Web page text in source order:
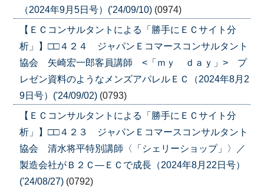
（2024年9月5日号）('24/09/10) (0974)
【ＥＣコンサルタントによる「勝手にＥＣサイト分
析」】□□４２４ ジャパンＥコマースコンサルタント
協会 矢崎宏一郎客員講師 <「ｍｙ ｄａｙ」> プ
レゼン資料のようなメンズアパレルＥＣ（2024年8月2
9日号）('24/09/02) (0793)
【ＥＣコンサルタントによる「勝手にＥＣサイト分
析」】□□４２３ ジャパンＥコマースコンサルタント
協会 清水将平特別講師〈「シェリーショップ」〉／
製造会社がＢ２Ｃ―ＥＣで成長（2024年8月22日号）
('24/08/27) (0792)